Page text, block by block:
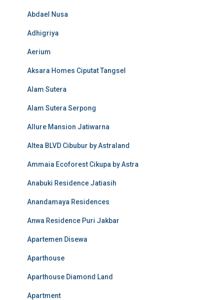
Abdael Nusa
Adhigriya
Aerium
Aksara Homes Ciputat Tangsel
Alam Sutera
Alam Sutera Serpong
Allure Mansion Jatiwarna
Altea BLVD Cibubur by Astraland
Ammaia Ecoforest Cikupa by Astra
Anabuki Residence Jatiasih
Anandamaya Residences
Anwa Residence Puri Jakbar
Apartemen Disewa
Aparthouse
Aparthouse Diamond Land
Apartment